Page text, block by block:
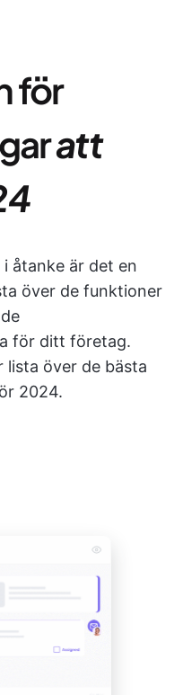
för
att
åtanke är det en
över de funktioner
för ditt företag.
lista över de bästa
2024.